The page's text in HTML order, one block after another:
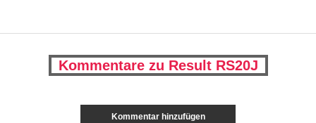
Kommentare zu Result RS20J
Kommentar hinzufügen